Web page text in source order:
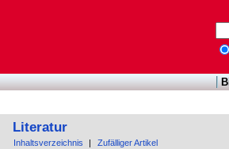
Literatur
Inhaltsverzeichnis Zufälliger Artikel